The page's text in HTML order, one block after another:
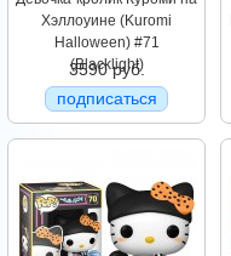
Хэллоуине (Kuromi
Halloween) #71
(Blacklight)
3590 руб.
подписаться